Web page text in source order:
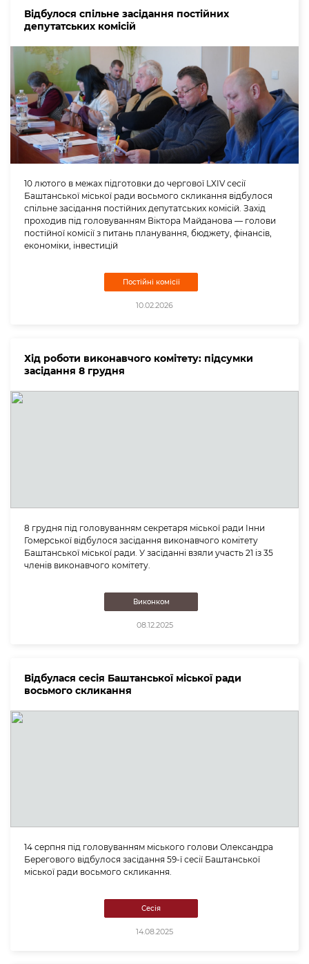
Відбулося спільне засідання постійних
депутатських комісій
10 лютого в межах підготовки до чергової LXIV сесії
Баштанської міської ради восьмого скликання відбулося
спільне засідання постійних депутатських комісій. Захід
проходив під головуванням Віктора Майданова — голови
постійної комісії з питань планування, бюджету, фінансів,
економіки, інвестицій
Постійні комісії
10.02.2026
Хід роботи виконавчого комітету: підсумки
засідання 8 грудня
8 грудня під головуванням секретаря міської ради Інни
Гомерської відбулося засідання виконавчого комітету
Баштанської міської ради. У засіданні взяли участь 21 із 35
членів виконавчого комітету.
Виконком
08.12.2025
Відбулася сесія Баштанської міської ради
восьмого скликання
14 серпня під головуванням міського голови Олександра
Берегового відбулося засідання 59-ї сесії Баштанської
міської ради восьмого скликання.
Сесія
14.08.2025